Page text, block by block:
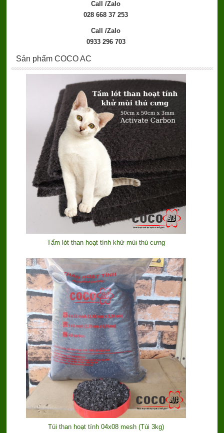
Call /Zalo
028 668 37 253
Call /Zalo
0933 296 703
Sản phẩm COCO AC
Tấm lót than hoạt tính khử mùi thú cưng
Túi than hoạt tính 04x08 mesh (Túi 3kg)